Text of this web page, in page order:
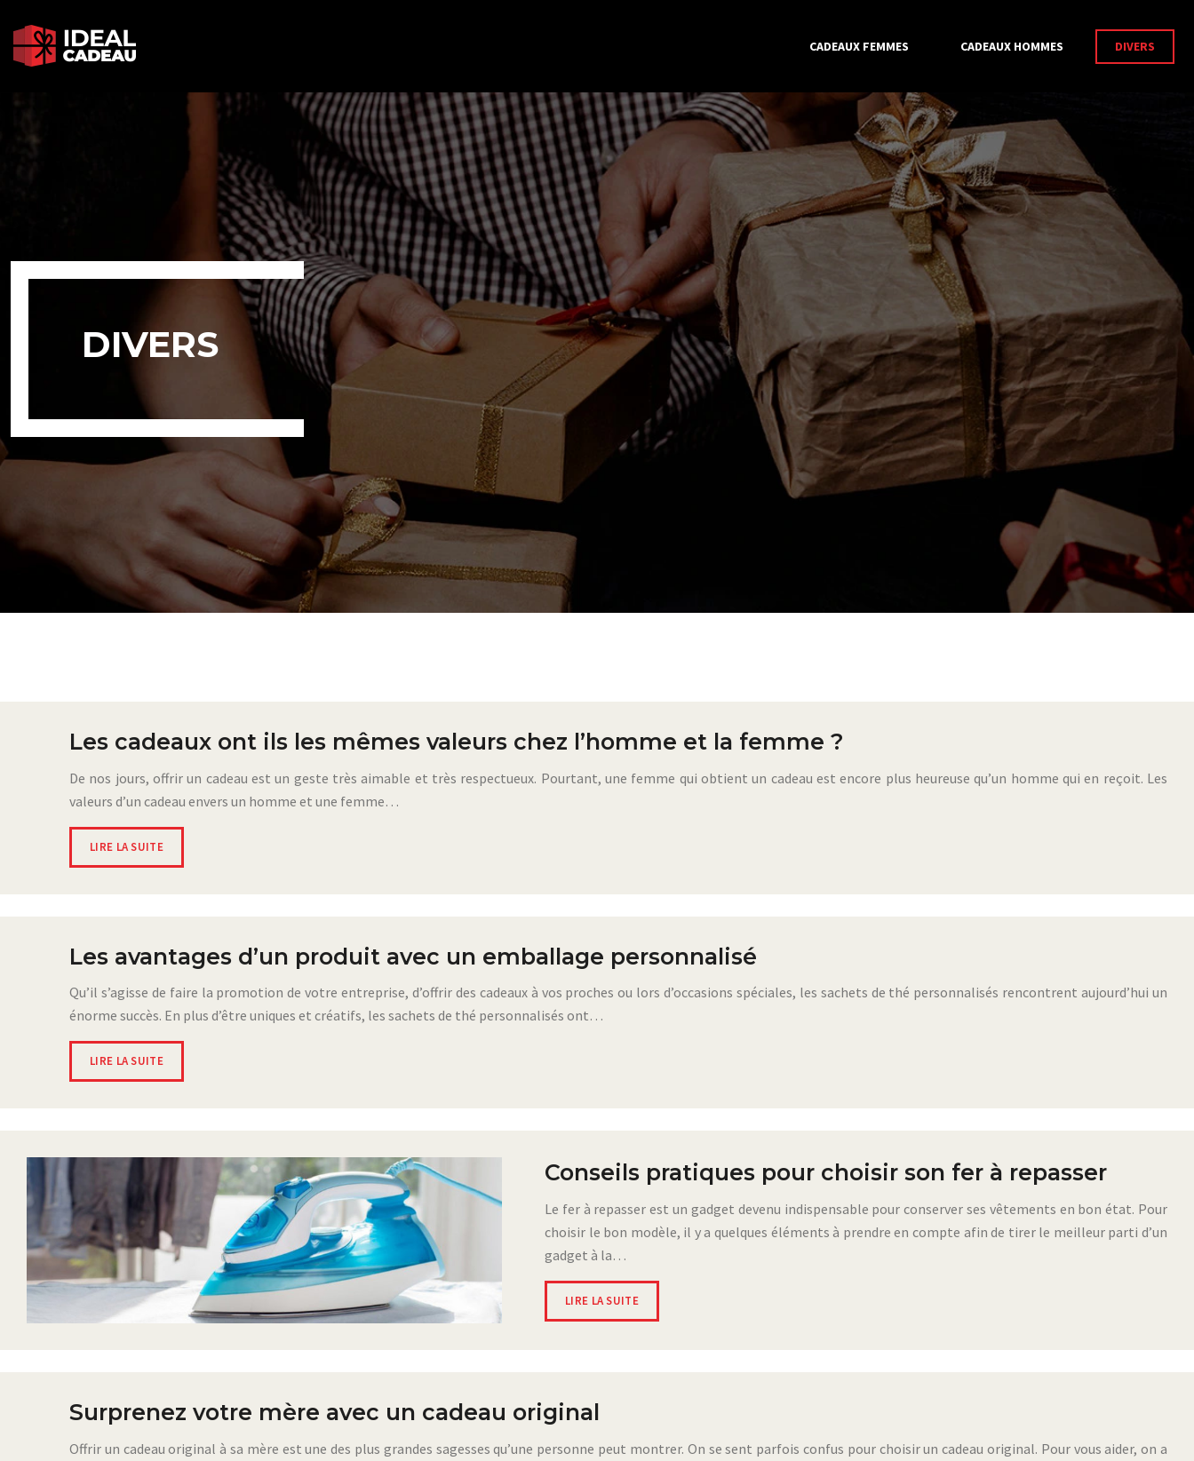
CADEAUX FEMMES CADEAUX HOMMES DIVERS
DIVERS
Les cadeaux ont ils les mêmes valeurs chez l’homme et la femme ?
De nos jours, offrir un cadeau est un geste très aimable et très respectueux. Pourtant, une femme qui obtient un cadeau est encore plus heureuse qu’un homme qui en reçoit. Les
valeurs d’un cadeau envers un homme et une femme…
LIRE LA SUITE
Les avantages d’un produit avec un emballage personnalisé
Qu’il s’agisse de faire la promotion de votre entreprise, d’offrir des cadeaux à vos proches ou lors d’occasions spéciales, les sachets de thé personnalisés rencontrent aujourd’hui un
énorme succès. En plus d’être uniques et créatifs, les sachets de thé personnalisés ont…
LIRE LA SUITE
Conseils pratiques pour choisir son fer à repasser
Le fer à repasser est un gadget devenu indispensable pour conserver ses vêtements en bon état. Pour
choisir le bon modèle, il y a quelques éléments à prendre en compte afin de tirer le meilleur parti d’un
gadget à la…
LIRE LA SUITE
Surprenez votre mère avec un cadeau original
Offrir un cadeau original à sa mère est une des plus grandes sagesses qu’une personne peut montrer. On se sent parfois confus pour choisir un cadeau original. Pour vous aider, on a